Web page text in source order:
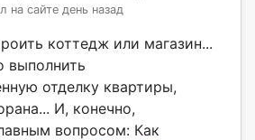
на сайте день назад
коттедж или магазин...
выполнить
отделку квартиры,
И, конечно,
вопросом: Как